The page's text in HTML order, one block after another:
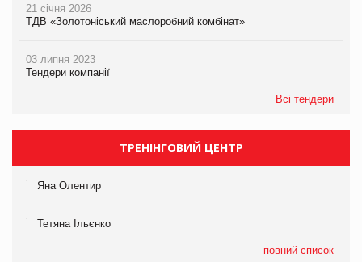
21 січня 2026
ТДВ «Золотоніський маслоробний комбінат»
03 липня 2023
Тендери компанії
Всі тендери
ТРЕНІНГОВИЙ ЦЕНТР
Яна Олентир
Тетяна Ільєнко
повний список